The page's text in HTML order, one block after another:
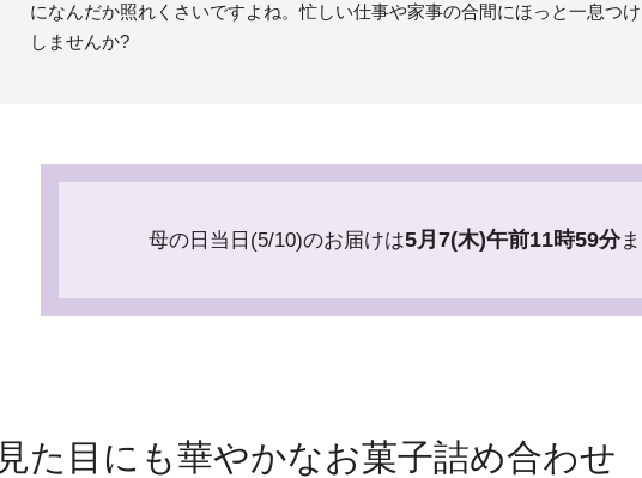
になんだか照れくさいですよね。忙しい仕事や家事の合間にほっと一息つ
しませんか?
母の日当日(5/10)のお届けは5月7(木)午前11時59分
見た目にも華やかなお菓子詰め合わせ